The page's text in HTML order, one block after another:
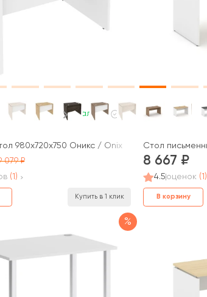
В наличии
980x720x750 Оникс / Onix
079
(1)
Купить в 1 клик
Стол
8 667
4.5 оценок (1)
В корзину
%